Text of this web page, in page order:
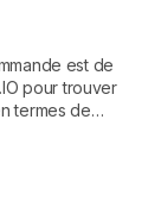
est de
pour trouver
termes de
essayez-le